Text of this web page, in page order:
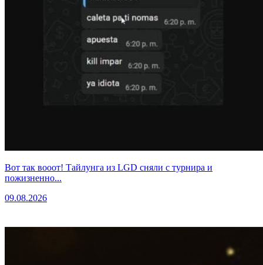
Вот так вооот! Тайлунга из LGD сняли с турнира и
пожизненно...
09.08.2026